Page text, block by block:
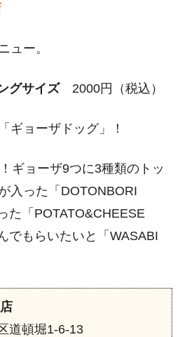
ュー。
グサイズ2000円（税込）
ギョーザドッグ」！
ギョーザ9つに3種類のトッ
入った「DOTONBORI
た「POTATO&CHEESE
でもらいたいと「WASABI
道頓堀1-6-13